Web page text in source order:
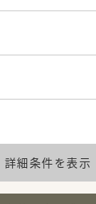
詳細条件を表示